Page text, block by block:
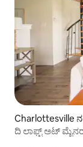
Charlottesville
ದಿ ಲಾಫ್ಟ್ ಅಟ್